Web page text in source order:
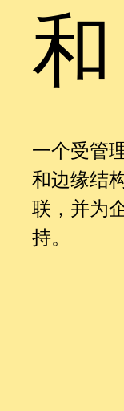
一个受管
和边缘结
联，并为
持。